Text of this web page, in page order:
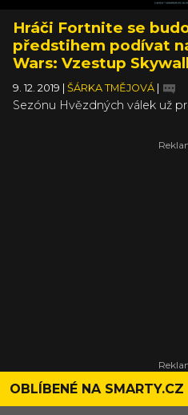
Hráči Fortnite se
předstihem podívat
Wars: Vzestup
9. 12. 2019 ŠÁRKA TMĚJOVÁ
Sezónu Hvězdných válek už
OBLÍBENÉ NA SMARTY.CZ